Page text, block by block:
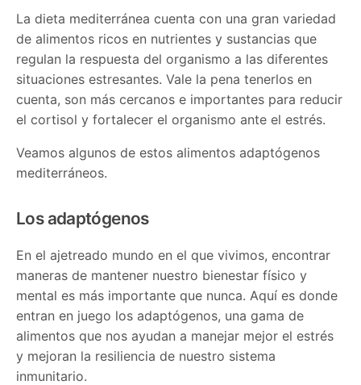
La dieta mediterránea cuenta con una gran variedad
de alimentos ricos en nutrientes y sustancias que
regulan la respuesta del organismo a las diferentes
situaciones estresantes. Vale la pena tenerlos en
cuenta, son más cercanos e importantes para reducir
el cortisol y fortalecer el organismo ante el estrés.
Veamos algunos de estos alimentos adaptógenos
mediterráneos.
Los adaptógenos
En el ajetreado mundo en el que vivimos, encontrar
maneras de mantener nuestro bienestar físico y
mental es más importante que nunca. Aquí es donde
entran en juego los adaptógenos, una gama de
alimentos que nos ayudan a manejar mejor el estrés
y mejoran la resiliencia de nuestro sistema
inmunitario.